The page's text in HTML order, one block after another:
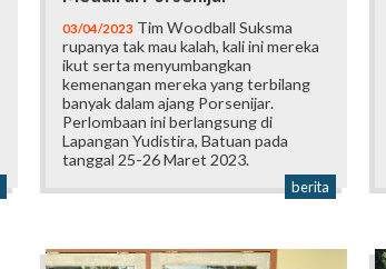
03/04/2023 Tim Woodball Suksma
rupanya tak mau kalah, kali ini mereka
ikut serta menyumbangkan
kemenangan mereka yang terbilang
banyak dalam ajang Porsenijar.
Perlombaan ini berlangsung di
Lapangan Yudistira, Batuan pada
tanggal 25-26 Maret 2023.
berita